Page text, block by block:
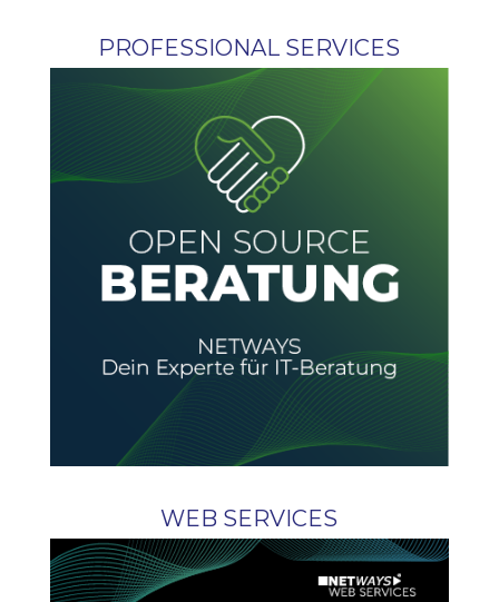
PROFESSIONAL SERVICES
WEB SERVICES